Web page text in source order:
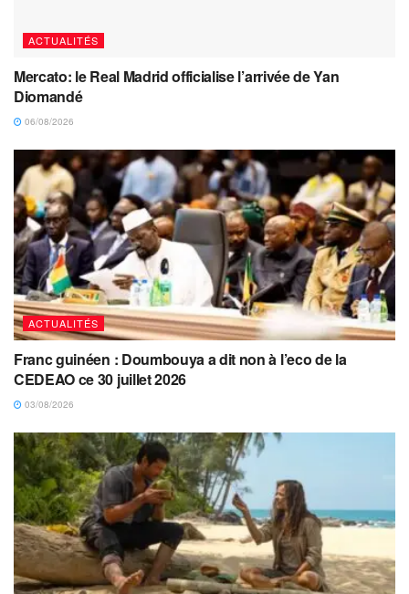
ACTUALITÉS
Mercato: le Real Madrid officialise l’arrivée de Yan
Diomandé
06/08/2026
ACTUALITÉS
Franc guinéen : Doumbouya a dit non à l’eco de la
CEDEAO ce 30 juillet 2026
03/08/2026